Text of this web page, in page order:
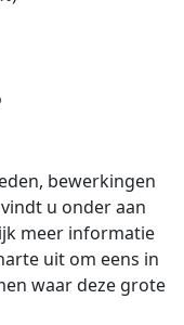
bewerkingen
u onder aan
meer informatie
uit om eens in
waar deze grote